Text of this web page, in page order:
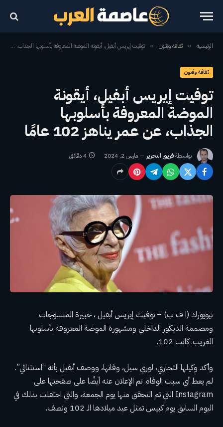
الرئيسية » ثقافة وفنون » توفيت إيريس أبفيل، أيقونة الموضة المعروفة بأسلوبها الجذاب، عن عمر يناهز 102 عامًا
ثقافة وفنون
توفيت إيريس أبفيل، أيقونة
الموضة المعروفة بأسلوبها
الجذاب، عن عمر يناهز 102 عامًا
بواسطةفريق التحرير مارس 2, 2024 4 دقائق
نيويورك (ا ف ب) – توفيت إيريس أبفيل ، خبيرة المنسوجات
ومصممة الديكور الداخلي ومشهورة الموضة المعروفة بأسلوبها
الغريب. كانت 102.
وأكد وكيلها التجاري، لوري سيل، وفاتها، ووصف أبفيل بأنه “استثنائي”.
لم يعط أي سبب الوفاة. تم الإعلان عنه أيضًا على صفحتها على
Instagram التي تم التحقق منها يوم الجمعة، والتي احتفلت بذلك في
اليوم السابق يوم كبيستمثل عيد ميلادها الـ 102 ونصف.